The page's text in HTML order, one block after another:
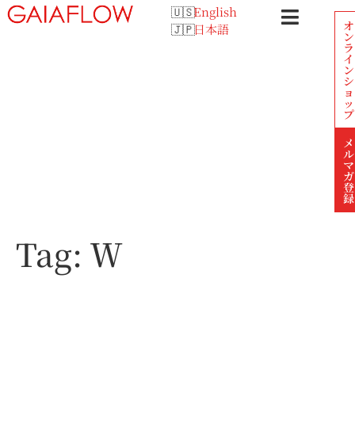
English
日本語
オ
ン
ラ
イ
ン
シ
ョ
ッ
プ
メ
ル
マ
ガ
登
録
Tag: Ｗ